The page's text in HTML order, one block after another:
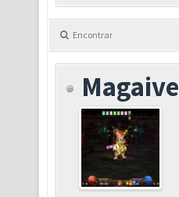
Encontrar
Magaive